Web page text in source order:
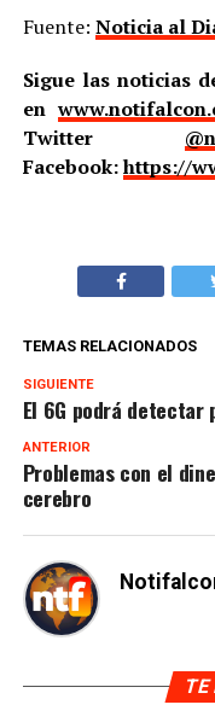
Fuente: Noticia al
Sigue las noticias
en
Twitter
Facebook:https://
TEMAS RELACIONADOS
SIGUIENTE
El 6G podrá detectar
ANTERIOR
Problemas con el
cerebro
TE